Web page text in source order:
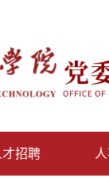
才招聘